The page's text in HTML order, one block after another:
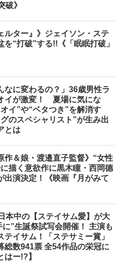
破》
ルター』》ジェイソン・ステ
を“打破”する!!《「眠眠打破」
なに変わるの？」36歳男性ラ
イが激変！ 夏場に気にな
イ”や“ベタつき”を解消す
のスペシャリスト”が生み出
とは
作＆娘・渡邉直子監督》“女性
描く意欲作に黒木瞳・西岡德
出演決定！《映画『月がみて
本中の【ステイサム愛】が大
に”生誕祭試写会開催！ 主演も
テイサム！「ステサミー賞」
総数941票 全54作品の栄冠に
はー!?】